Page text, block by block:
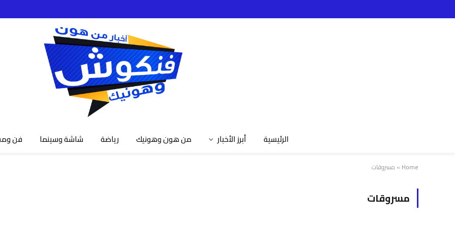
الرئيسية أبرز الأخبار من هون وهونيك رياضة شاشة وسينما فن
Home
» مسروقات
مسروقات